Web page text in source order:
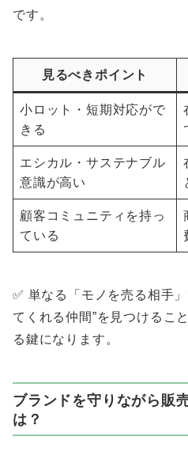
です。
見るべきポイント
小ロット・短期対応がで
きる
エシカル・サステナブル
意識が高い
顧客コミュニティを持っ
ている
✅ 単なる「モノを売る相手
てくれる仲間”を見つけるこ
る鍵になります。
ブランドを守りながら販
は？